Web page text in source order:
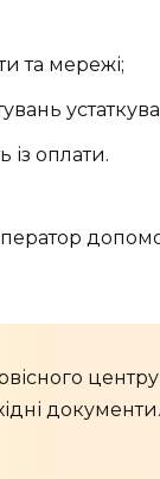
та мережі;
із оплати.
документи.